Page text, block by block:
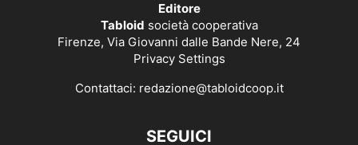
Editore
Tabloid società cooperativa
Firenze, Via Giovanni dalle Bande Nere, 24
Privacy Settings
Contattaci: redazione@tabloidcoop.it
SEGUICI